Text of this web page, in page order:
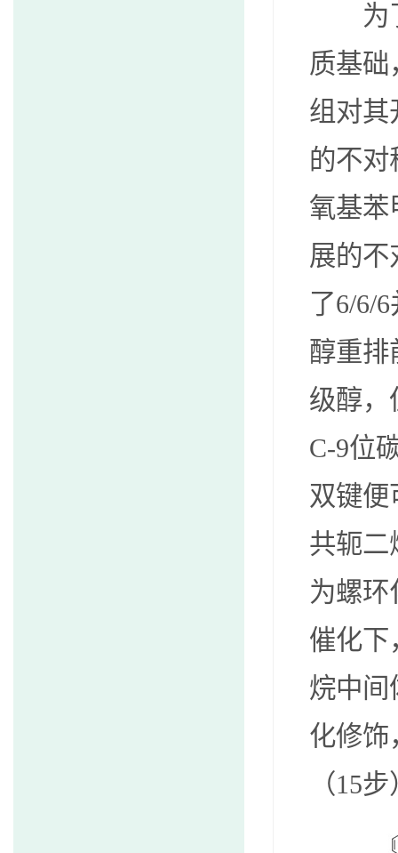
为
质基础
组对其
的不对
氧基苯
展的不
了6/6/6
醇重排
级醇，
C-9位
双键便
共轭二
为螺环
催化下
烷中间
化修饰
（15步